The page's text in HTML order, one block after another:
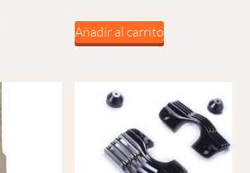
Añadir al carrito